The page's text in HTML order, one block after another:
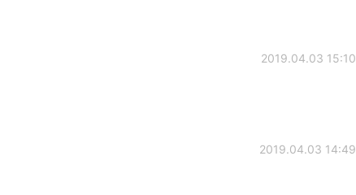
2019.04.03 15:10
2019.04.03 14:49